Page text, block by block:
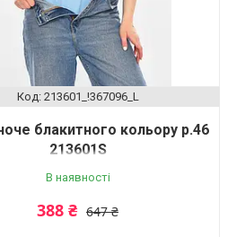
213601_!367096_L
блакитного кольору р.46
213601S
В наявності
647 ₴
388 ₴